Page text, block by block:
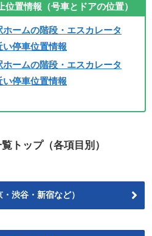
位置情報（号車とドアの位置）
ホームの階段・エスカレータ
停車位置情報
ホームの階段・エスカレータ
停車位置情報
トップ（各項目別）
渋谷・新宿など）